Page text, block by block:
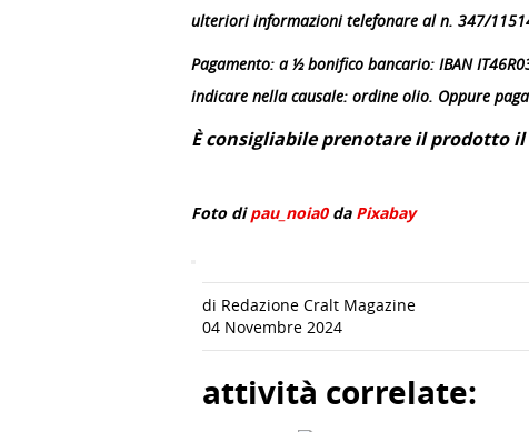
ulteriori informazioni telefonare al n. 347/
Pagamento: a ½ bonifico bancario: IBAN
indicare nella causale: ordine olio. Oppure
È consigliabile prenotare il prodotto
Foto dipau_noia0da Pixabay
di Redazione Cralt Magazine
04 Novembre 2024
attività correlate: